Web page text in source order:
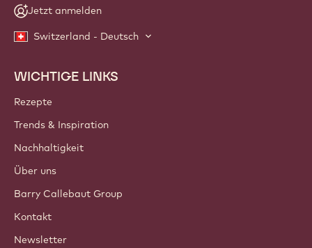
Jetzt anmelden
Switzerland - Deutsch
Footer
Callebaut
WICHTIGE LINKS
Rezepte
Trends & Inspiration
Nachhaltigkeit
Über uns
Barry Callebaut Group
Kontakt
Newsletter